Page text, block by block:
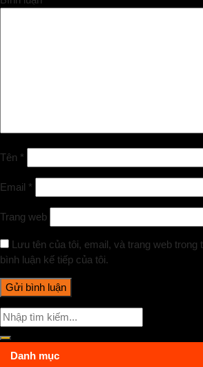
Tên *
Email *
Trang web
Lưu tên của tôi, email, và trang web trong
bình luận kế tiếp của tôi.
Danh mục